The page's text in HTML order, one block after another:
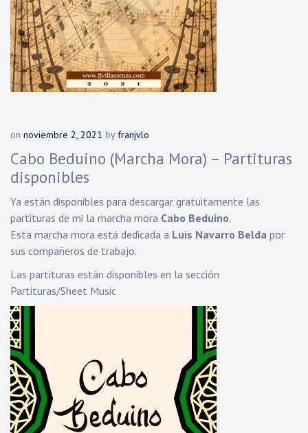
on noviembre 2, 2021 byfranjvlo
Cabo Beduino (Marcha Mora) – Partituras
disponibles
Ya están disponibles para descargar gratuitamente las
partituras de mi la marcha mora Cabo Beduino.
Esta marcha mora está dedicada a Luis Navarro Belda por
sus compañeros de trabajo.
Las partituras están disponibles en la sección
Partituras/Sheet Music